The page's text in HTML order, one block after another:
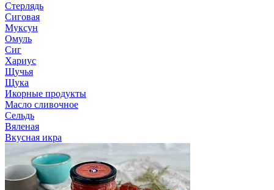
Стерлядь
Сиговая
Муксун
Омуль
Сиг
Хариус
Щучья
Щука
Икорные продукты
Масло сливочное
Сельдь
Вяленая
Вкусная икра